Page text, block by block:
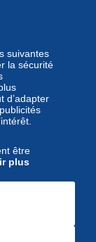
sur
suivantes
la sécurité
d’adapter
être
plus